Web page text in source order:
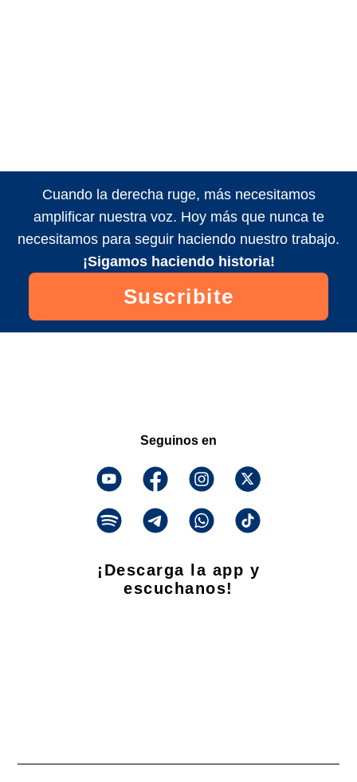
Cuando la derecha ruge, más necesitamos
amplificar nuestra voz. Hoy más que nunca te
necesitamos para seguir haciendo nuestro trabajo.
¡Sigamos haciendo historia!
Suscribite
Seguinos en
¡Descarga la app y
escuchanos!